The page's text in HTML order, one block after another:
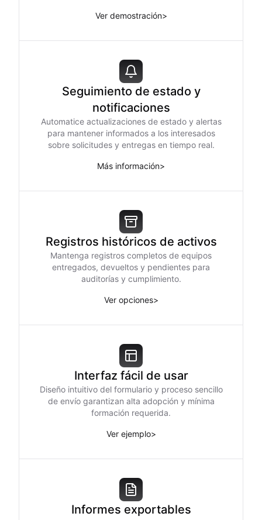
Ver demostración>
Seguimiento de estado y
notificaciones
Automatice actualizaciones de estado y alertas
para mantener informados a los interesados
sobre solicitudes y entregas en tiempo real.
Más información>
Registros históricos de activos
Mantenga registros completos de equipos
entregados, devueltos y pendientes para
auditorías y cumplimiento.
Ver opciones>
Interfaz fácil de usar
Diseño intuitivo del formulario y proceso sencillo
de envío garantizan alta adopción y mínima
formación requerida.
Ver ejemplo>
Informes exportables